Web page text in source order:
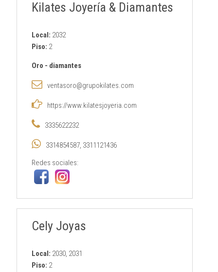
Kilates Joyería & Diamantes
Local: 2032
Piso: 2
Oro - diamantes
ventasoro@grupokilates.com
https://www.kilatesjoyeria.com
3335622232
3314854587, 3311121436
Redes sociales:
Cely Joyas
Local: 2030, 2031
Piso: 2